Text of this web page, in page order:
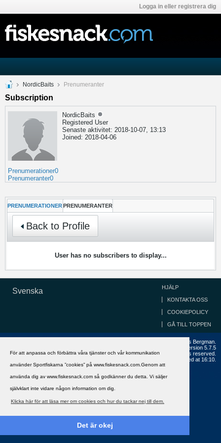
För att anpassa och förbättra våra tjänster och vår kommunikation
använder Sportfiskarna ”cookies” på www.fiskesnack.com.Genom att
använda dig av www.fiskesnack.com så godkänner du detta. Vi säljer
självklart inte vidare någon information om dig.
Klicka här för att läsa mer om cookies och hur du tackar nej till dem.
Det är okej
Logga in eller registrera dig
NordicBaits Prenumeranter
Subscription
NordicBaits
Registered User
Senaste aktivitet: 2018-10-07, 13:13
Joined: 2018-04-06
Prenumerationer0
Prenumeranter0
PRENUMERATIONER PRENUMERANTER
Back to Profile
User has no subscribers to display...
Svenska HJÄLP
KONTAKTA OSS
COOKIEPOLICY
GÅ TILL TOPPEN
Copyright ©2002 - 2021, FiskeSnack.com. Grundad 2002 av Anders Bergman.
Version 5.7.5
Copyright © 2026 MH Sub I, LLC dba vBulletin. All rights reserved.
All times are GMT+1. This page was generated at 16:10.